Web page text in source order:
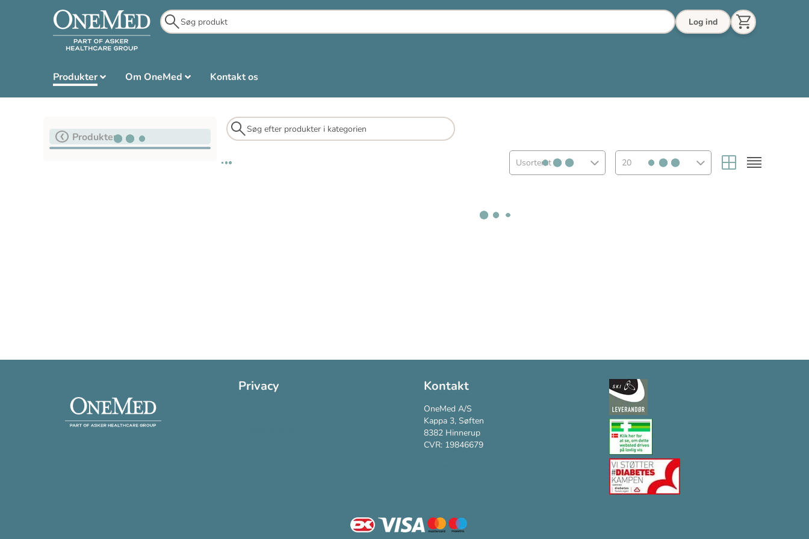
Log ind
Produkter Om OneMed Kontakt os
Produkter
Usorteret 20
Privacy Kontakt
OneMed A/S
Kappa 3, Søften
8382 Hinnerup
CVR: 19846679